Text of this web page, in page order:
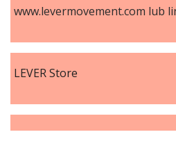
www.levermovement.com lub
LEVER Store